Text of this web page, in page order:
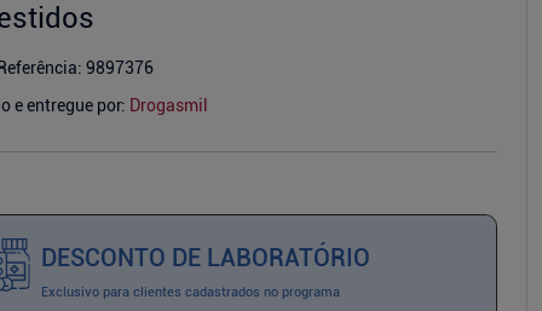
Referência: 9897376
e entregue por: Drogasmil
DESCONTO DE LABORATÓRIO
Exclusivo para clientes cadastrados no programa